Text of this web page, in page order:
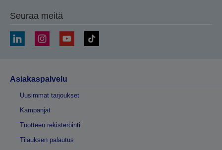
Seuraa meitä
Asiakaspalvelu
Uusimmat tarjoukset
Kampanjat
Tuotteen rekisteröinti
Tilauksen palautus